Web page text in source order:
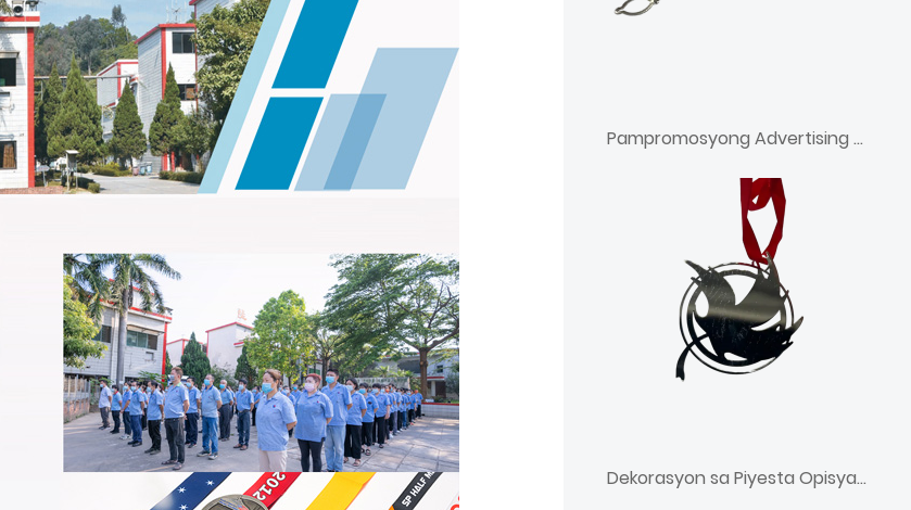
Pampromosyong Advertising Tie Clip Bar Tie Tack With Chain
Dekorasyon sa Piyesta Opisyal na Nakaukit na Enamel na Ornament ng Pasko